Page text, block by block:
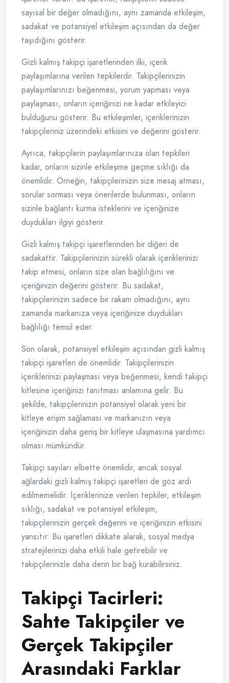
sayısal bir değer olmadığını, aynı zamanda etkileşim,
sadakat ve potansiyel etkileşim açısından da değer
taşıdığını gösterir.
Gizli kalmış takipçi işaretlerinden ilki, içerik
paylaşımlarına verilen tepkilerdir. Takipçilerinizin
paylaşımlarınızı beğenmesi, yorum yapması veya
paylaşması, onların içeriğinizi ne kadar etkileyici
bulduğunu gösterir. Bu etkileşimler, içeriklerinizin
takipçileriniz üzerindeki etkisini ve değerini gösterir.
Ayrıca, takipçilerin paylaşımlarınıza olan tepkileri
kadar, onların sizinle etkileşime geçme sıklığı da
önemlidir. Örneğin, takipçilerinizin size mesaj atması,
sorular sorması veya önerilerde bulunması, onların
sizinle bağlantı kurma isteklerini ve içeriğinize
duydukları ilgiyi gösterir.
Gizli kalmış takipçi işaretlerinden bir diğeri de
sadakattir. Takipçilerinizin sürekli olarak içeriklerinizi
takip etmesi, onların size olan bağlılığını ve
içeriğinizin değerini gösterir. Bu sadakat,
takipçilerinizin sadece bir rakam olmadığını, aynı
zamanda markanıza veya içeriğinize duydukları
bağlılığı temsil eder.
Son olarak, potansiyel etkileşim açısından gizli kalmış
takipçi işaretleri de önemlidir. Takipçilerinizin
içeriklerinizi paylaşması veya beğenmesi, kendi takipçi
kitlesine içeriğinizi tanıtması anlamına gelir. Bu
şekilde, takipçilerinizin potansiyel olarak yeni bir
kitleye erişim sağlaması ve markanızın veya
içeriğinizin daha geniş bir kitleye ulaşmasına yardımcı
olması mümkündür.
Takipçi sayıları elbette önemlidir, ancak sosyal
ağlardaki gizli kalmış takipçi işaretleri de göz ardı
edilmemelidir. İçeriklerinize verilen tepkiler, etkileşim
sıklığı, sadakat ve potansiyel etkileşim,
takipçilerinizin gerçek değerini ve içeriğinizin etkisini
yansıtır. Bu işaretleri dikkate alarak, sosyal medya
stratejilerinizi daha etkili hale getirebilir ve
takipçilerinizle daha derin bir bağ kurabilirsiniz.
Takipçi Tacirleri:
Sahte Takipçiler ve
Gerçek Takipçiler
Arasındaki Farklar